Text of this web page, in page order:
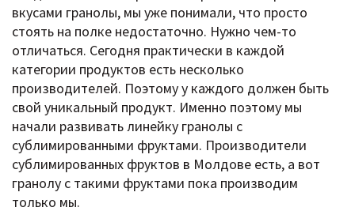
вкусами гранолы, мы уже понимали, что просто
стоять на полке недостаточно. Нужно чем-то
отличаться. Сегодня практически в каждой
категории продуктов есть несколько
производителей. Поэтому у каждого должен быть
свой уникальный продукт. Именно поэтому мы
начали развивать линейку гранолы с
сублимированными фруктами. Производители
сублимированных фруктов в Молдове есть, а вот
гранолу с такими фруктами пока производим
только мы.